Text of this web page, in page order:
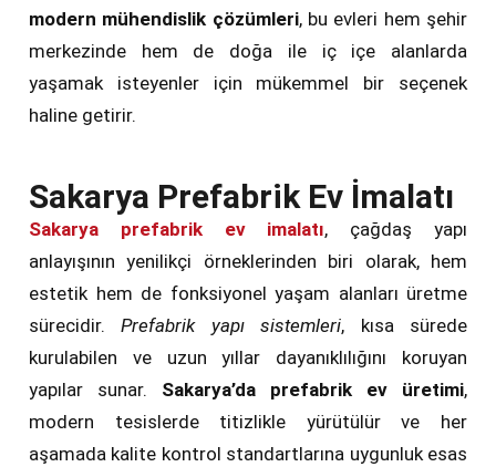
modern mühendislik çözümleri, bu evleri hem şehir
merkezinde hem de doğa ile iç içe alanlarda
yaşamak isteyenler için mükemmel bir seçenek
haline getirir.
Sakarya Prefabrik Ev İmalatı
Sakarya prefabrik ev imalatı, çağdaş yapı
anlayışının yenilikçi örneklerinden biri olarak, hem
estetik hem de fonksiyonel yaşam alanları üretme
sürecidir.Prefabrik yapı sistemleri, kısa sürede
kurulabilen ve uzun yıllar dayanıklılığını koruyan
yapılar sunar. Sakarya’da prefabrik ev üretimi,
modern tesislerde titizlikle yürütülür ve her
aşamada kalite kontrol standartlarına uygunluk esas